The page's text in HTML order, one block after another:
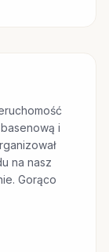
i
na nasz
Gorąco